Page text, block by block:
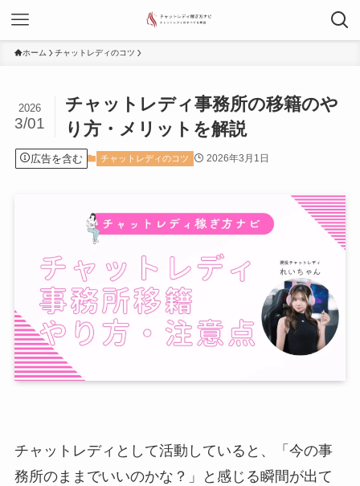
ホーム チャットレディのコツ
チャットレディ事務所の移籍のや
り方・メリットを解説
2026
3/01
広告を含む チャットレディのコツ 2026年3月1日
チャットレディとして活動していると、「今の事
務所のままでいいのかな？」と感じる瞬間が出て